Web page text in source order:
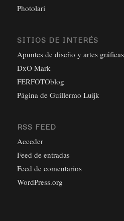
Photolari
SITIOS DE INTERÉS
Apuntes de diseño y artes gráficas
DxO Mark
FERFOTOblog
Página de Guillermo Luijk
RSS FEED
Acceder
Feed de entradas
Feed de comentarios
WordPress.org